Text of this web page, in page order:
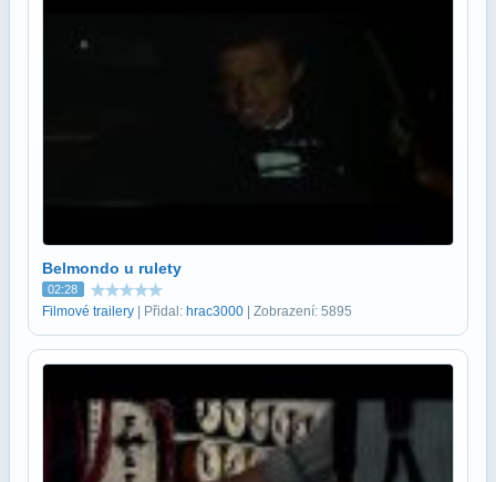
Belmondo u rulety
02:28
Filmové trailery | Přidal: hrac3000 | Zobrazení: 5895